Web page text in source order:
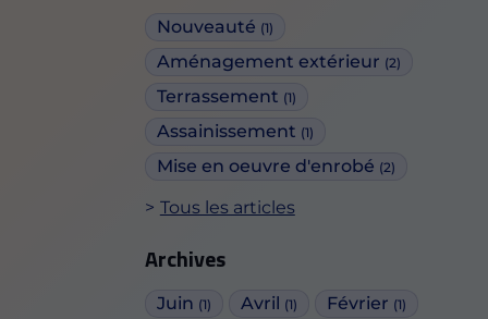
Nouveauté (1)
Aménagement extérieur (2)
Terrassement (1)
Assainissement (1)
Mise en oeuvre d'enrobé (2)
Tous les articles
Archives
Juin (1) Avril (1) Février (1)